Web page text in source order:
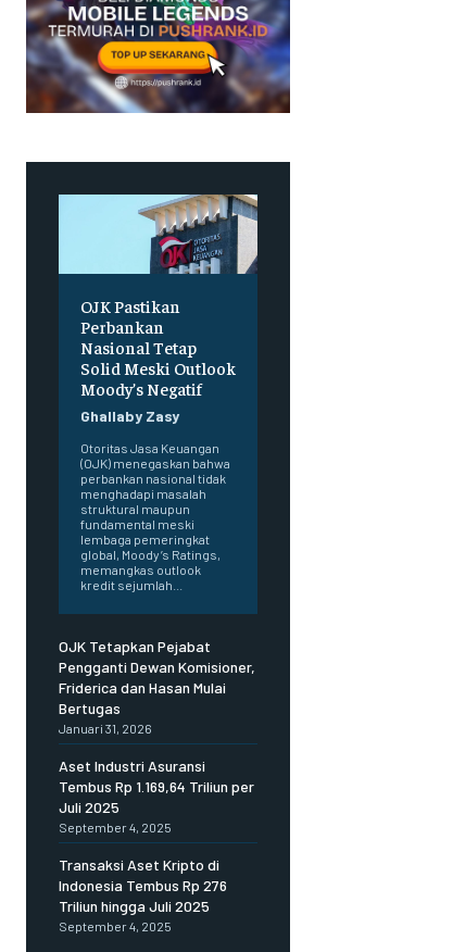
OJK Pastikan
Perbankan
Nasional Tetap
Solid Meski Outlook
Moody’s Negatif
Ghallaby Zasy
Otoritas Jasa Keuangan
(OJK) menegaskan bahwa
perbankan nasional tidak
menghadapi masalah
struktural maupun
fundamental meski
lembaga pemeringkat
global, Moody’s Ratings,
memangkas outlook
kredit sejumlah...
OJK Tetapkan Pejabat
Pengganti Dewan Komisioner,
Friderica dan Hasan Mulai
Bertugas
Januari 31, 2026
Aset Industri Asuransi
Tembus Rp 1.169,64 Triliun per
Juli 2025
September 4, 2025
Transaksi Aset Kripto di
Indonesia Tembus Rp 276
Triliun hingga Juli 2025
September 4, 2025